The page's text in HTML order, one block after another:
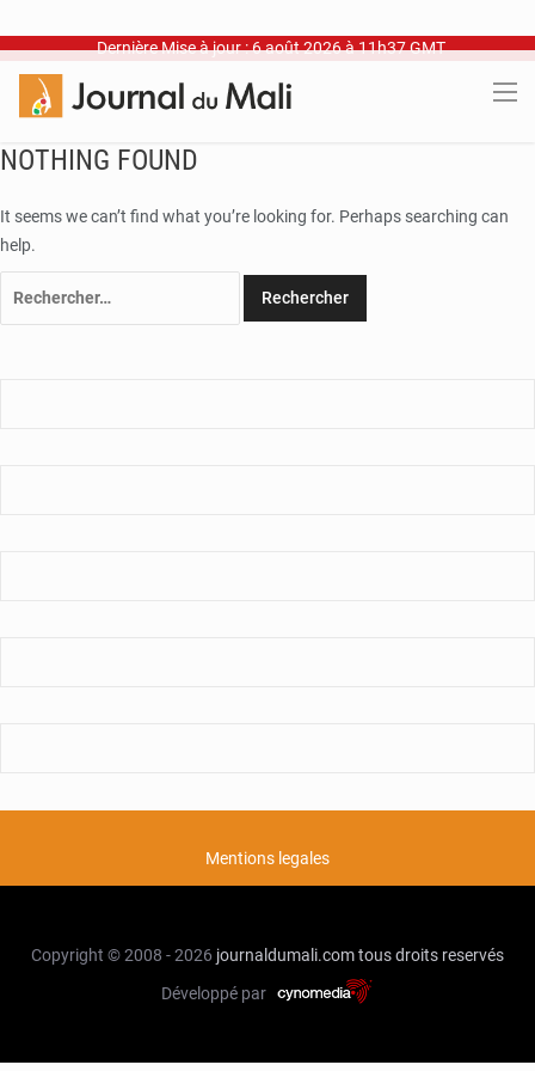
Dernière Mise à jour : 6 août 2026 à 11h37 GMT
NOTHING FOUND
It seems we can’t find what you’re looking for. Perhaps searching can
help.
Mentions legales
Copyright © 2008 - 2026 journaldumali.comtous droits reservés
Développé par